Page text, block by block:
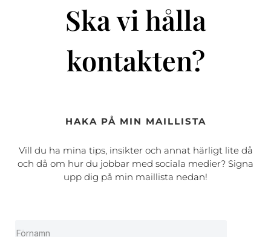
Ska vi hålla
kontakten?
HAKA PÅ MIN MAILLISTA
Vill du ha mina tips, insikter och annat härligt lite då
och då om hur du jobbar med sociala medier? Signa
upp dig på min maillista nedan!